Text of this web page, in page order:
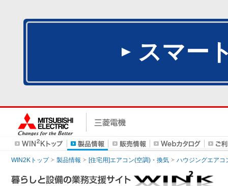
スマー
WIN2Kトップ 製品情報 [住宅用]エアコン(空調)・換気 ハウジングエアコ